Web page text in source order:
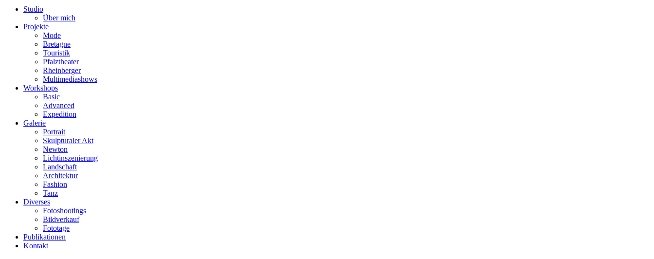
Studio
Über mich
Projekte
Mode
Bretagne
Touristik
Pfalztheater
Rheinberger
Multimediashows
Workshops
Basic
Advanced
Expedition
Galerie
Portrait
Skulpturaler Akt
Newton
Lichtinszenierung
Landschaft
Architektur
Fashion
Tanz
Diverses
Fotoshootings
Bildverkauf
Fototage
Publikationen
Kontakt